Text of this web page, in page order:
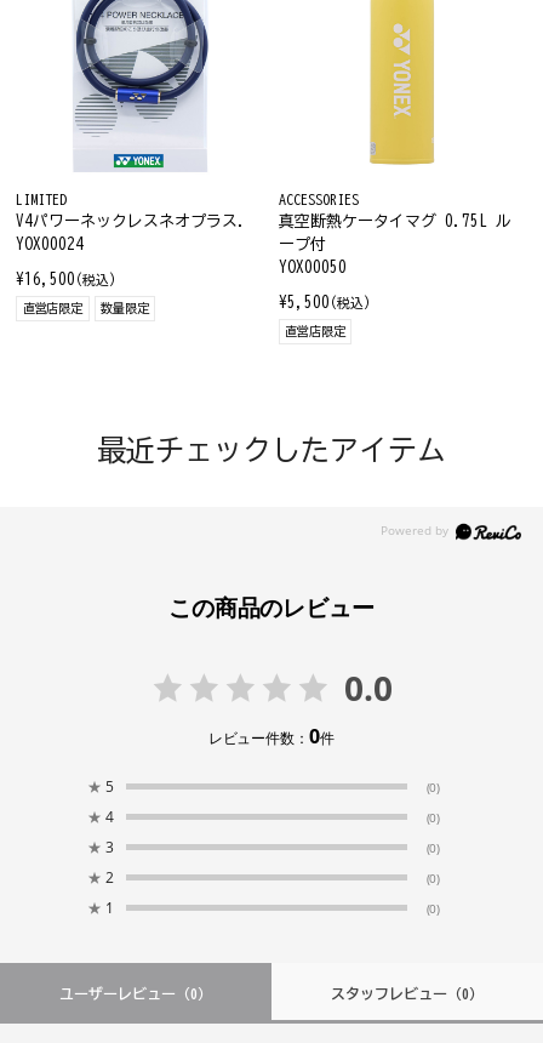
LIMITED
V4パワーネックレスネオプラス.
YOX00024
¥16,500 (税込)
直営店限定 数量限定
ACCESSORIES
真空断熱ケータイマグ 0.75L ル
ープ付
YOX00050
¥5,500 (税込)
直営店限定
最近チェックしたアイテム
この商品のレビュー
0.0
レビュー件数：0件
★ 5 (0)
★ 4 (0)
★ 3 (0)
★ 2 (0)
★ 1 (0)
ユーザーレビュー （0） スタッフレビュー（0）